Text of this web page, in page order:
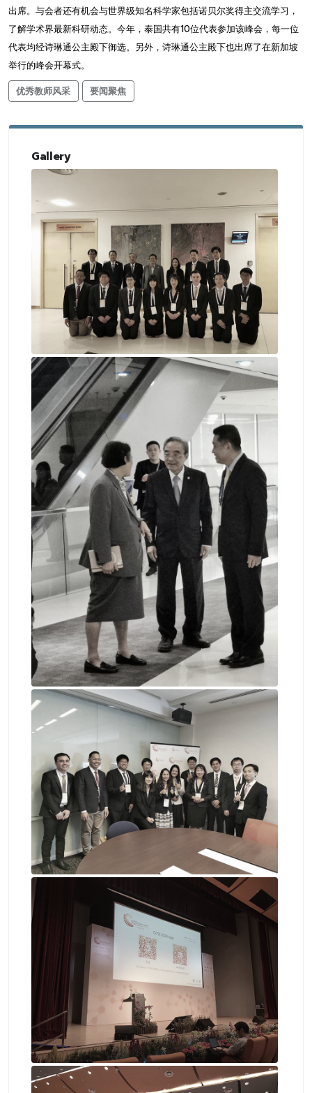
出席。与会者还有机会与世界级知名科学家包括诺贝尔奖得主交流学习，
了解学术界最新科研动态。今年，泰国共有10位代表参加该峰会，每一位
代表均经诗琳通公主殿下御选。另外，诗琳通公主殿下也出席了在新加坡
举行的峰会开幕式。
优秀教师风采
要闻聚焦
Gallery